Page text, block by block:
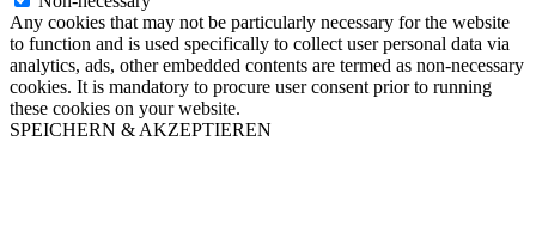
Any cookies that may not be particularly necessary for the website
to function and is used specifically to collect user personal data via
analytics, ads, other embedded contents are termed as non-necessary
cookies. It is mandatory to procure user consent prior to running
these cookies on your website.
SPEICHERN & AKZEPTIEREN